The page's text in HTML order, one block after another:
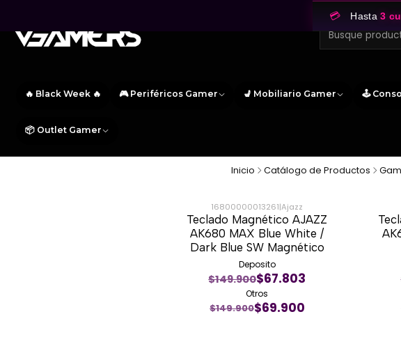
🔥 Black Week 🔥 🎮 Periféricos Gamer 💺 Mobiliario Gamer 🕹️
📦 Outlet Gamer
💳 Hasta3
Inicio Catálogo de Productos
-53%
16800000013261|Ajazz
Teclado Magnético AJAZZ
AK680 MAX Blue White /
Dark Blue SW Magnético
Deposito
$149.900$67.803
Otros
$149.900$69.900
-